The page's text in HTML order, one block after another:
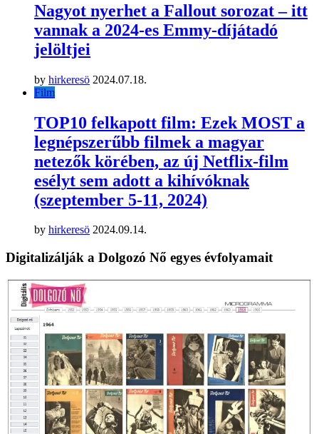
Nagyot nyerhet a Fallout sorozat – itt
vannak a 2024-es Emmy-díjátadó
jelöltjei
by hirkeresö 2024.07.18.
Film
TOP10 felkapott film: Ezek MOST a
legnépszerűbb filmek a magyar
netezők körében, az új Netflix-film
esélyt sem adott a kihívóknak
(szeptember 5-11, 2024)
by hirkeresö 2024.09.14.
Digitalizálják a Dolgozó Nő egyes évfolyamait